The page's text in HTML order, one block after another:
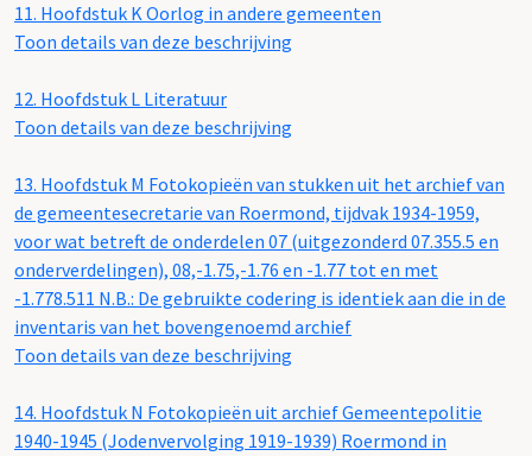
11. Hoofdstuk K Oorlog in andere gemeenten
Toon details van deze beschrijving
12. Hoofdstuk L Literatuur
Toon details van deze beschrijving
13. Hoofdstuk M Fotokopieën van stukken uit het archief van
de gemeentesecretarie van Roermond, tijdvak 1934-1959,
voor wat betreft de onderdelen 07 (uitgezonderd 07.355.5 en
onderverdelingen), 08,-1.75,-1.76 en -1.77 tot en met
-1.778.511 N.B.: De gebruikte codering is identiek aan die in de
inventaris van het bovengenoemd archief
Toon details van deze beschrijving
14. Hoofdstuk N Fotokopieën uit archief Gemeentepolitie
1940-1945 (Jodenvervolging 1919-1939) Roermond in